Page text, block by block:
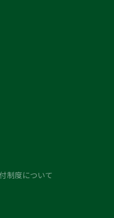
制度について